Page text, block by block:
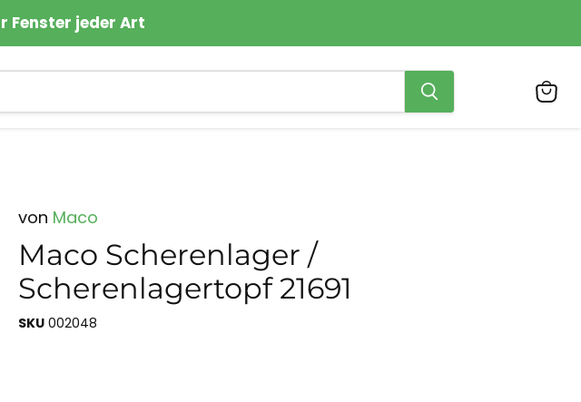
Fenster jeder Art
von Maco
Maco Scherenlager /
Scherenlagertopf 21691
SKU 002048